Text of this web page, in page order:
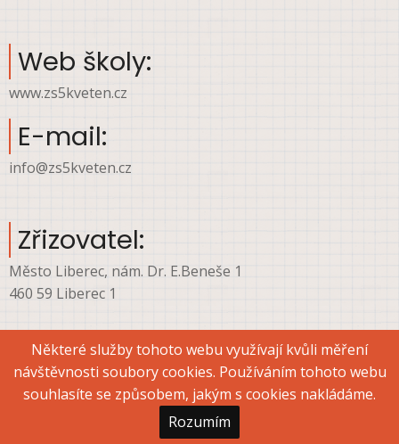
Web školy:
www.zs5kveten.cz
E-mail:
info@zs5kveten.cz
Zřizovatel:
Město Liberec, nám. Dr. E.Beneše 1
460 59 Liberec 1
© 2026 ZŠ Liberec, ul. 5. května, All rights reserved.
Některé služby tohoto webu využívají kvůli měření
návštěvnosti soubory cookies. Používáním tohoto webu
souhlasíte se způsobem, jakým s cookies nakládáme.
Rozumím